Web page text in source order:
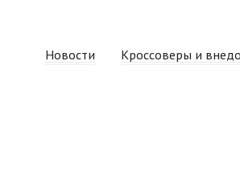
Новости Кроссоверы и